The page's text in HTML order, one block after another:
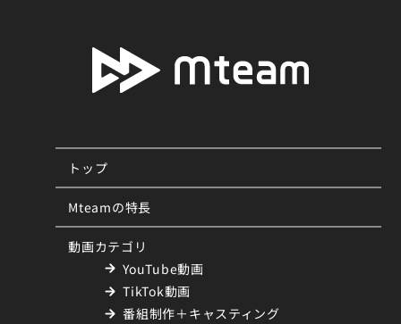
トップ
Mteamの特長
動画カテゴリ
YouTube動画
TikTok動画
番組制作＋キャスティング